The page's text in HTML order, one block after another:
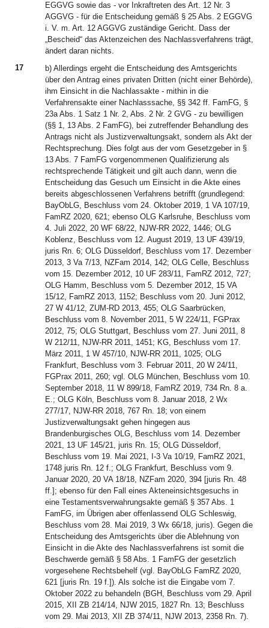
EGGVG sowie das - vor Inkraftreten des Art. 12 Nr. 3
AGGVG - für die Entscheidung gemäß § 25 Abs. 2 EGGVG
i. V. m. Art. 12 AGGVG zuständige Gericht. Dass der
„Bescheid“ das Aktenzeichen des Nachlassverfahrens trägt,
ändert daran nichts.
17
b) Allerdings ergeht die Entscheidung des Amtsgerichts
über den Antrag eines privaten Dritten (nicht einer Behörde),
ihm Einsicht in die Nachlassakte - mithin in die
Verfahrensakte einer Nachlasssache, §§ 342 ff. FamFG, §
23a Abs. 1 Satz 1 Nr. 2, Abs. 2 Nr. 2 GVG - zu bewilligen
(§§ 1, 13 Abs. 2 FamFG), bei zutreffender Behandlung des
Antrags nicht als Justizverwaltungsakt, sondern als Akt der
Rechtsprechung. Dies folgt aus der vom Gesetzgeber in §
13 Abs. 7 FamFG vorgenommenen Qualifizierung als
rechtsprechende Tätigkeit und gilt auch dann, wenn die
Entscheidung das Gesuch um Einsicht in die Akte eines
bereits abgeschlossenen Verfahrens betrifft (grundlegend:
BayObLG, Beschluss vom 24. Oktober 2019, 1 VA 107/19,
FamRZ 2020, 621; ebenso OLG Karlsruhe, Beschluss vom
4. Juli 2022, 20 WF 68/22, NJW-RR 2022, 1446; OLG
Koblenz, Beschluss vom 12. August 2019, 13 UF 439/19,
juris Rn. 6; OLG Düsseldorf, Beschluss vom 17. Dezember
2013, 3 Va 7/13, NZFam 2014, 142; OLG Celle, Beschluss
vom 15. Dezember 2012, 10 UF 283/11, FamRZ 2012, 727;
OLG Hamm, Beschluss vom 5. Dezember 2012, 15 VA
15/12, FamRZ 2013, 1152; Beschluss vom 20. Juni 2012,
27 W 41/12, ZUM-RD 2013, 455; OLG Saarbrücken,
Beschluss vom 8. November 2011, 5 W 224/11, FGPrax
2012, 75; OLG Stuttgart, Beschluss vom 27. Juni 2011, 8
W 212/11, NJW-RR 2011, 1451; KG, Beschluss vom 17.
März 2011, 1 W 457/10, NJW-RR 2011, 1025; OLG
Frankfurt, Beschluss vom 3. Februar 2011, 20 W 24/11,
FGPrax 2011, 260; vgl. OLG München, Beschluss vom 10.
September 2018, 11 W 899/18, FamRZ 2019, 734 Rn. 8 a.
E.; OLG Köln, Beschluss vom 8. Januar 2018, 2 Wx
277/17, NJW-RR 2018, 767 Rn. 18; von einem
Justizverwaltungsakt gehen hingegen aus
Brandenburgisches OLG, Beschluss vom 14. Dezember
2021, 13 UF 145/21, juris Rn. 15; OLG Düsseldorf,
Beschluss vom 19. Mai 2021, I-3 Va 10/19, FamRZ 2021,
1748 juris Rn. 12 f.; OLG Frankfurt, Beschluss vom 9.
Januar 2020, 20 VA 18/18, NZFam 2020, 394 [juris Rn. 48
ff.]; ebenso für den Fall eines Akteneinsichtsgesuchs in
eine Testamentsverwahrungsakte gemäß § 357 Abs. 1
FamFG, im Übrigen aber offenlassend OLG Schleswig,
Beschluss vom 28. Mai 2019, 3 Wx 66/18, juris). Gegen die
Entscheidung des Amtsgerichts über die Ablehnung von
Einsicht in die Akte des Nachlassverfahrens ist somit die
Beschwerde gemäß § 58 Abs. 1 FamFG der gesetzlich
vorgesehene Rechtsbehelf (vgl. BayObLG FamRZ 2020,
621 [juris Rn. 19 f.]). Als solche ist die Eingabe vom 7.
Oktober 2022 zu behandeln (BGH, Beschluss vom 29. April
2015, XII ZB 214/14, NJW 2015, 1827 Rn. 13; Beschluss
vom 29. Mai 2013, XII ZB 374/11, NJW 2013, 2358 Rn. 7).